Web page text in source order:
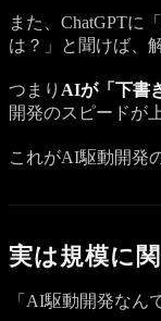
また、ChatGPTに
は？」と聞けば、
つまり AIが「下書
開発のスピードが
これがAI駆動開発
実は規模に
「AI駆動開発なん